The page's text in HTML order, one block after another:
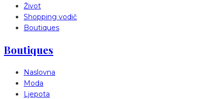
Život
Shopping vodič
Boutiques
Boutiques
Naslovna
Moda
Ljepota